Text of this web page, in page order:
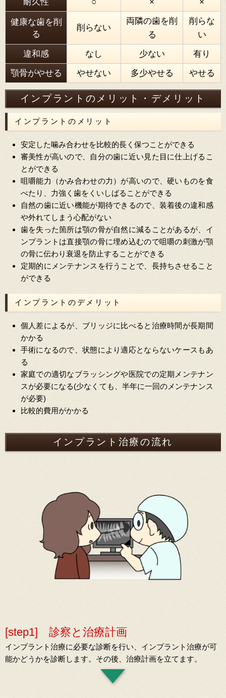
健康な歯を削
る
削らない
両隣の歯を削
る
削らな
い
違和感
なし 少ない
有り
顎骨がやせる
やせない 多少やせる やせる
インプラントのメリット・デメリット
インプラントのメリット
安定した噛み合わせを比較的長く保つことができる
審美性が高いので、自分の歯に近い見た目に仕上げるこ
とができる
咀嚼能力（かみ合わせの力）が高いので、硬いものを食
べたり、力強く歯をくいしばることができる
自然の歯に近い機能が期待できるので、装着後の違和感
や外れてしまう心配がない
歯を失った箇所は顎の骨が自然に減ることがあるが、イ
ンプラントは直接顎の骨に埋め込むので咀嚼の刺激が顎
の骨に伝わり衰退を防止することができる
定期的にメンテナンスを行うことで、長持ちさせること
ができる
インプラントのデメリット
個人差によるが、ブリッジに比べると治療時間が長期間
かかる
手術になるので、状態により適応とならないケースもあ
る
家庭での適切なブラッシングや医院での定期メンテナン
スが必要になる(少なくても、半年に一回のメンテナンス
が必要)
比較的費用がかかる
インプラント治療の流れ
[step1] 診察と治療計画
インプラント治療に必要な診断を行い、インプラント治療が可
能かどうかを診断します。その後、治療計画を立てます。